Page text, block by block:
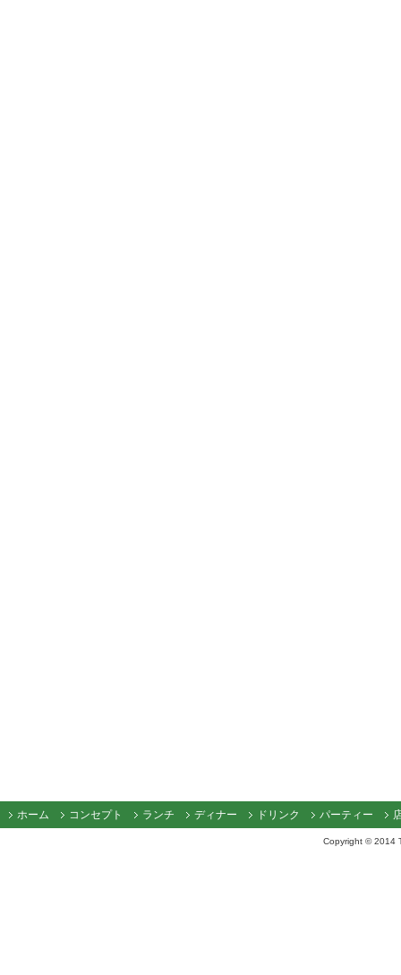
ホーム コンセプト ランチ ディナー ドリンク パーティー
Copyright © 2014